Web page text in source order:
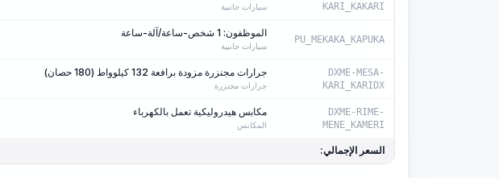
KARI_KAKARI
سيارات جانبية
PU_MEKAKA_KAPUKA
الموظفون: 1 شخص-ساعة/آلة-ساعة
سيارات جانبية
DXME-MESA-
KARI_KARIDX
جرارات مجنزرة مزودة برافعة 132 كيلوواط (180 حصان)
جرارات مجنزرة
DXME-RIME-
MENE_KAMERI
مكابس هيدروليكية تعمل بالكهرباء
المكابس
السعر الإجمالي: